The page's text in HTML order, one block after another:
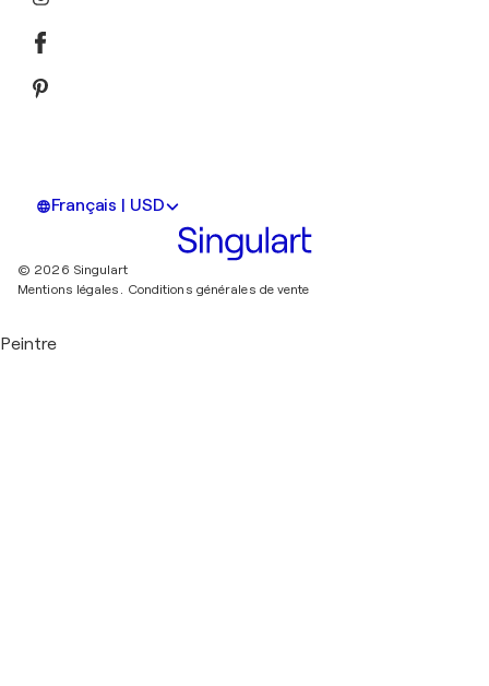
Français | USD
© 2026 Singulart
Mentions légales. Conditions générales de vente
Peintre